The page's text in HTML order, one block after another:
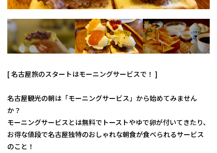
[ 名古屋旅のスタートはモーニングサービスで！ ]
名古屋観光の朝は「モーニングサービス」から始めてみません
か？
モーニングサービスとは無料でトーストやゆで卵が付いてきたり、
お得な値段で名古屋独特のおしゃれな朝食が食べられるサービス
のこと！